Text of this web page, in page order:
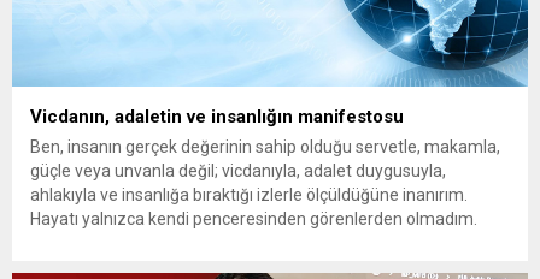
Vicdanın, adaletin ve insanlığın manifestosu
Ben, insanın gerçek değerinin sahip olduğu servetle, makamla,
güçle veya unvanla değil; vicdanıyla, adalet duygusuyla,
ahlakıyla ve insanlığa bıraktığı izlerle ölçüldüğüne inanırım.
Hayatı yalnızca kendi penceresinden görenlerden olmadım.